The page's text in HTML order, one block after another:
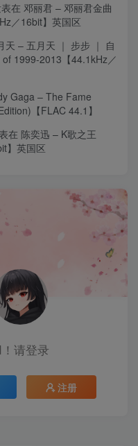
在 邓丽君 – 邓丽君金曲
／16bit】英国区
天 – 五月天 ｜ 步步 ｜ 自
1999-2013【44.1kHz／
Gaga – The Fame
【FLAC 44.1】
在 陈奕迅 – K歌之王
】英国区
请登录
注册